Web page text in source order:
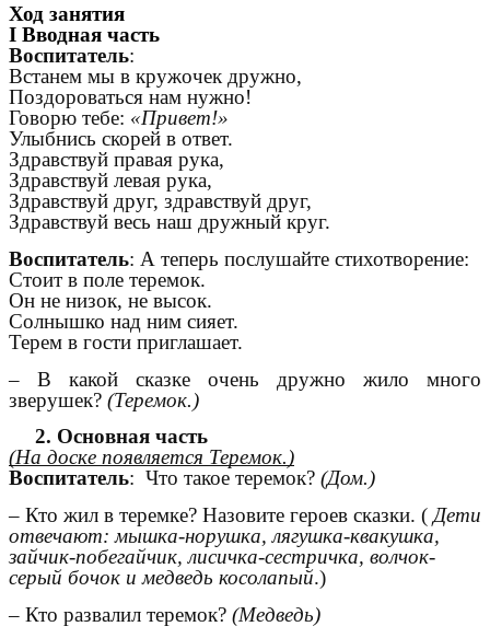
Ход занятия
I Вводная часть
Воспитатель:
Встанем мы в кружочек дружно,
Поздороваться нам нужно!
Говорю тебе: «Привет!»
Улыбнись скорей в ответ.
Здравствуй правая рука,
Здравствуй левая рука,
Здравствуй друг, здравствуй друг,
Здравствуй весь наш дружный круг.
Воспитатель: А теперь послушайте стихотворение:
Стоит в поле теремок.
Он не низок, не высок.
Солнышко над ним сияет.
Терем в гости приглашает.
– В какой сказке очень дружно жило много
зверушек? (Теремок.)
2. Основная часть
(На доске появляется Теремок.)
Воспитатель: Что такое теремок? (Дом.)
– Кто жил в теремке? Назовите героев сказки. ( Дети
отвечают: мышка-норушка, лягушка-квакушка,
зайчик-побегайчик, лисичка-сестричка, волчок-
серый бочок и медведь косолапый.)
– Кто развалил теремок? (Медведь)